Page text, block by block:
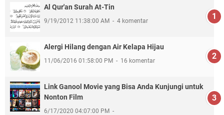
Al Qur'an Surah At-Tin
9/19/2012 11:38:00 AM 4 komentar
Alergi Hilang dengan Air Kelapa Hijau
11/06/2016 01:58:00 PM 16 komentar
Link Ganool Movie yang Bisa Anda Kunjungi untuk
Nonton Film
6/17/2020 04:07:00 PM